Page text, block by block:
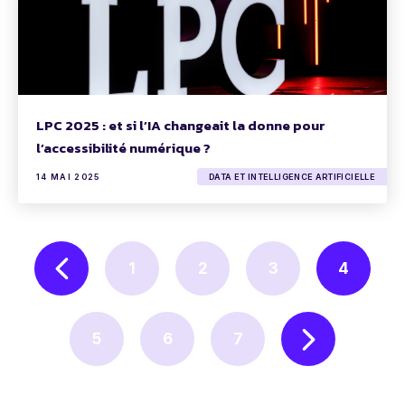
LPC 2025 : et si l’IA changeait la donne pour
l’accessibilité numérique ?
14 MAI 2025 DATA ET INTELLIGENCE ARTIFICIELLE
1 2 3 4
5 6 7